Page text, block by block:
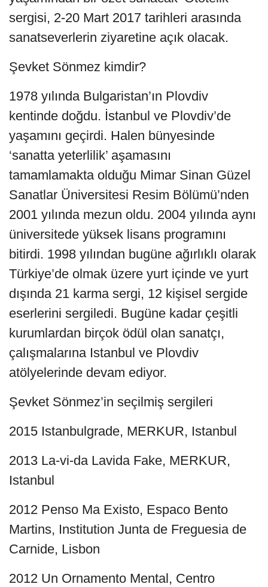
sergisi, 2-20 Mart 2017 tarihleri arasında
sanatseverlerin ziyaretine açık olacak.
Şevket Sönmez kimdir?
1978 yılında Bulgaristan’ın Plovdiv
kentinde doğdu. İstanbul ve Plovdiv’de
yaşamını geçirdi. Halen bünyesinde
‘sanatta yeterlilik’ aşamasını
tamamlamakta olduğu Mimar Sinan Güzel
Sanatlar Üniversitesi Resim Bölümü’nden
2001 yılında mezun oldu. 2004 yılında aynı
üniversitede yüksek lisans programını
bitirdi. 1998 yılından bugüne ağırlıklı olarak
Türkiye’de olmak üzere yurt içinde ve yurt
dışında 21 karma sergi, 12 kişisel sergide
eserlerini sergiledi. Bugüne kadar çeşitli
kurumlardan birçok ödül olan sanatçı,
çalışmalarına Istanbul ve Plovdiv
atölyelerinde devam ediyor.
Şevket Sönmez’in seçilmiş sergileri
2015 Istanbulgrade, MERKUR, Istanbul
2013 La-vi-da Lavida Fake, MERKUR,
Istanbul
2012 Penso Ma Existo, Espaco Bento
Martins, Institution Junta de Freguesia de
Carnide, Lisbon
2012 Un Ornamento Mental, Centro